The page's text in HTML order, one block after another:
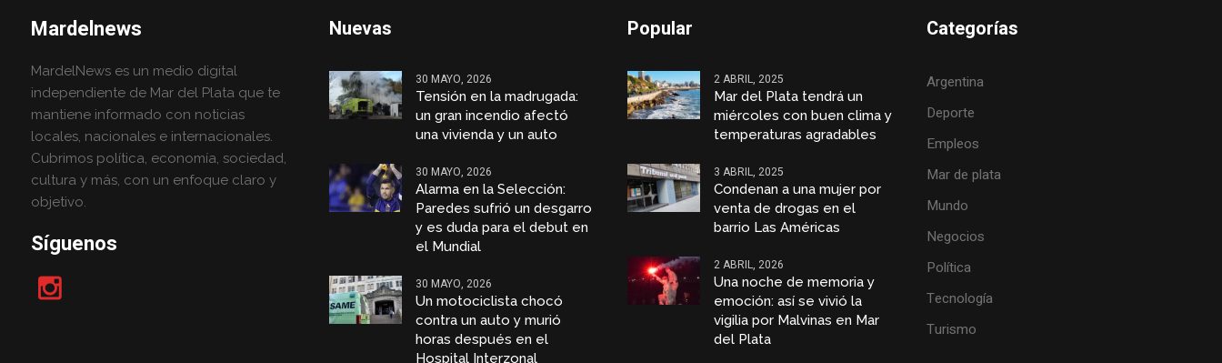
Mardelnews
MardelNews es un medio digital
independiente de Mar del Plata que te
mantiene informado con noticias
locales, nacionales e internacionales.
Cubrimos política, economía, sociedad,
cultura y más, con un enfoque claro y
objetivo.
Síguenos
Nuevas
30 MAYO, 2026
Tensión en la madrugada:
un gran incendio afectó
una vivienda y un auto
30 MAYO, 2026
Alarma en la Selección:
Paredes sufrió un desgarro
y es duda para el debut en
el Mundial
30 MAYO, 2026
Un motociclista chocó
contra un auto y murió
horas después en el
Hospital Interzonal
Popular
2 ABRIL, 2025
Mar del Plata tendrá un
miércoles con buen clima y
temperaturas agradables
3 ABRIL, 2025
Condenan a una mujer por
venta de drogas en el
barrio Las Américas
2 ABRIL, 2026
Una noche de memoria y
emoción: así se vivió la
vigilia por Malvinas en Mar
del Plata
Categorías
Argentina
Deporte
Empleos
Mar de plata
Mundo
Negocios
Política
Tecnología
Turismo